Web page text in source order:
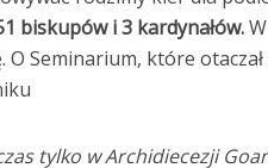
biskupów i 3 kardynałów.
O Seminarium, które
tylko w Archidiecezji